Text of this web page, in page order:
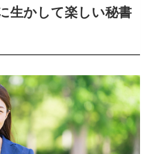
生かして楽しい秘書